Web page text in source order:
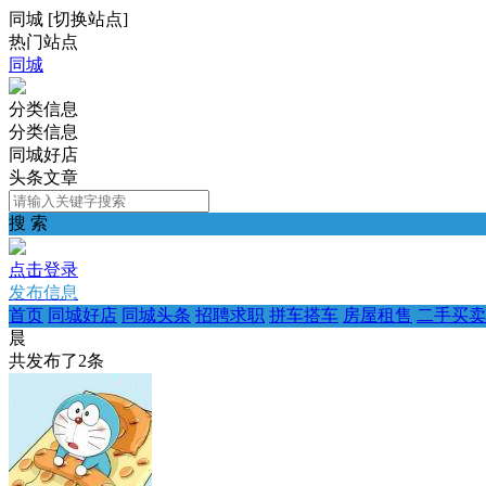
同城 [切换站点]
热门站点
同城
分类信息
分类信息
同城好店
头条文章
搜 索
点击登录
发布信息
首页 同城好店 同城头条 招聘求职 拼车搭车 房屋租售 二手买卖
晨
共发布了2条